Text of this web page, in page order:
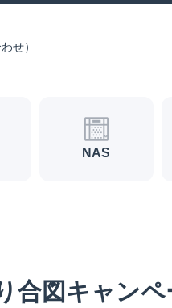
せ）
NAS
合図キャン